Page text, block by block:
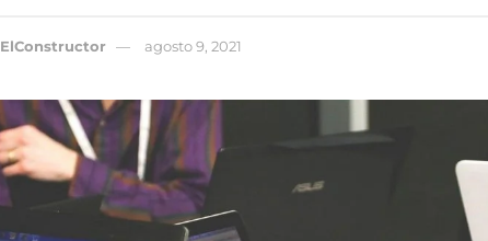
ElConstructor agosto 9, 2021